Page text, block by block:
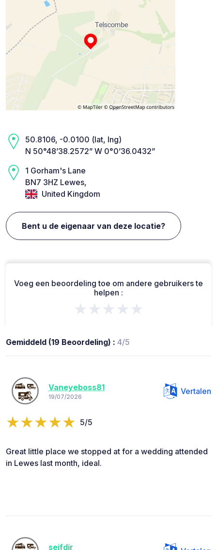
50.8106, -0.0100 (lat, lng)
N 50°48’38.2572” W 0°0’36.0432”
1 Gorham's Lane
BN7 3HZ Lewes,
United Kingdom
Bent u de eigenaar van deze locatie?
Voeg een beoordeling toe om andere gebruikers te
helpen :
★★★★★
Gemiddeld (19 Beoordeling) : 4/5
Vaneyeboss81
19/07/2026
Vertalen
5/5
Great little place we stopped at for a wedding attended
in Lewes last month, ideal.
seifdir